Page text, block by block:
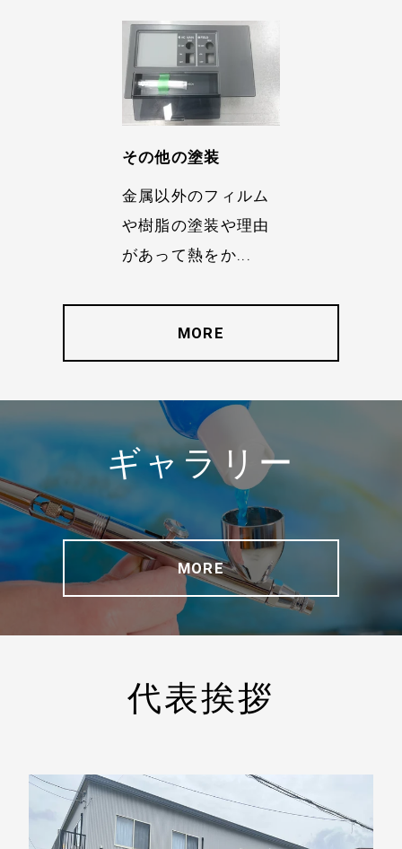
お問い合わせ
その他の塗装
金属以外のフィルム
や樹脂の塗装や理由
があって熱をか...
MORE
ギャラリー
MORE
代表挨拶